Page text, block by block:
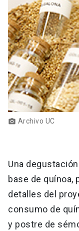
Vecinos
Medios
Donaciones launch
photo_camera Archivo UC
Una
base de quínoa,
detalles del
consumo de
y postre de